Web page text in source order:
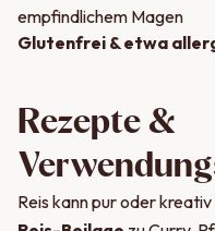
empfindlichem Magen
Glutenfrei & etwa
Rezepte &
Reis kann pur oder